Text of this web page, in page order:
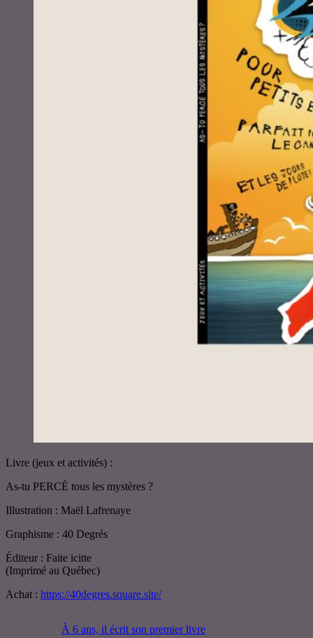
Livre (jeux et activités) :
As-tu PERCÉ tous les mystères ?
Illustration : Maël Lafrenaye
Graphisme : 40 Degrés
Éditeur : Faite icitte
(Imprimé au Québec)
Achat : https://40degres.square.site/
À 6 ans, il écrit son premier livre